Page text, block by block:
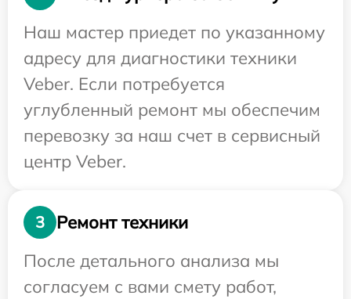
Наш мастер приедет по указанному
адресу для диагностики техники
Veber. Если потребуется
углубленный ремонт мы обеспечим
перевозку за наш счет в сервисный
центр Veber.
3
Ремонт техники
После детального анализа мы
согласуем с вами смету работ,